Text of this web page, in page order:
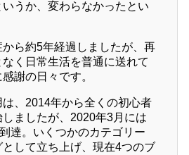
うか、変わらなかったとい
から約5年経過しましたが、再
く日常生活を普通に送れて
謝の日々です。
は、2014年から全くの初心者
しましたが、2020年3月には
達。いくつかのカテゴリー
として立ち上げ、現在4つのブ